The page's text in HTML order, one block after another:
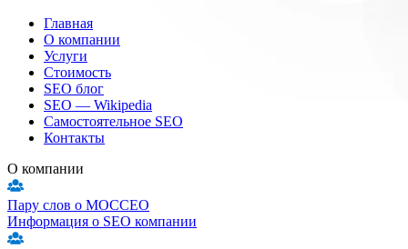
Главная
О компании
Услуги
Стоимость
SEO блог
SEO — Wikipedia
Самостоятельное SEO
Контакты
О компании
Пару слов о МОССЕО
Информация о SEO компании